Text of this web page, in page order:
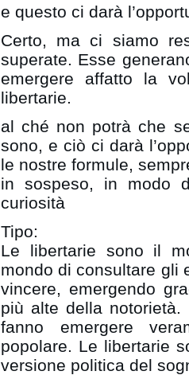
e questo ci darà
Certo, ma ci siamo
superate. Esse
emergere affatto la
libertarie.
al ché non potrà che
sono, e ciò ci darà
le nostre formule,
in sospeso, in modo
curiosità
Tipo:
Le libertarie sono il
mondo di consultare gli
vincere, emergendo
più alte della
fanno emergere
popolare. Le libertarie
versione politica del